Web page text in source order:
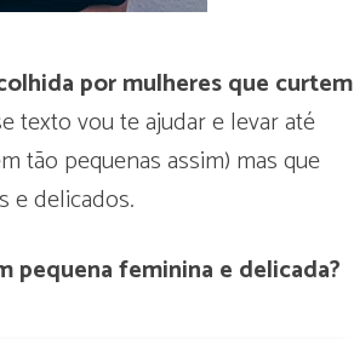
por mulheres que curtem
texto vou te ajudar e levar até
tão pequenas assim) mas que
e delicados.
feminina e delicada?